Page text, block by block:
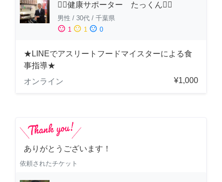
🏋️‍♂️健康サポーター たっくん🏋️‍♂️
男性 / 30代 / 千葉県
sentiment_satisfied 1 sentiment_neutral 1 sentiment_dissatisfied 0
★LINEでアスリートフードマイスターによる食
事指導★
オンライン
¥1,000
ありがとうございます！
依頼されたチケット